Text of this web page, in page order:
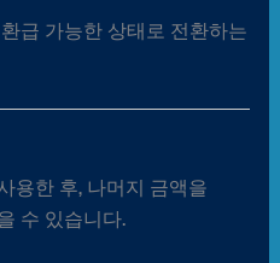
급 가능한 상태로 전환하는
용한 후, 나머지 금액을
수 있습니다.